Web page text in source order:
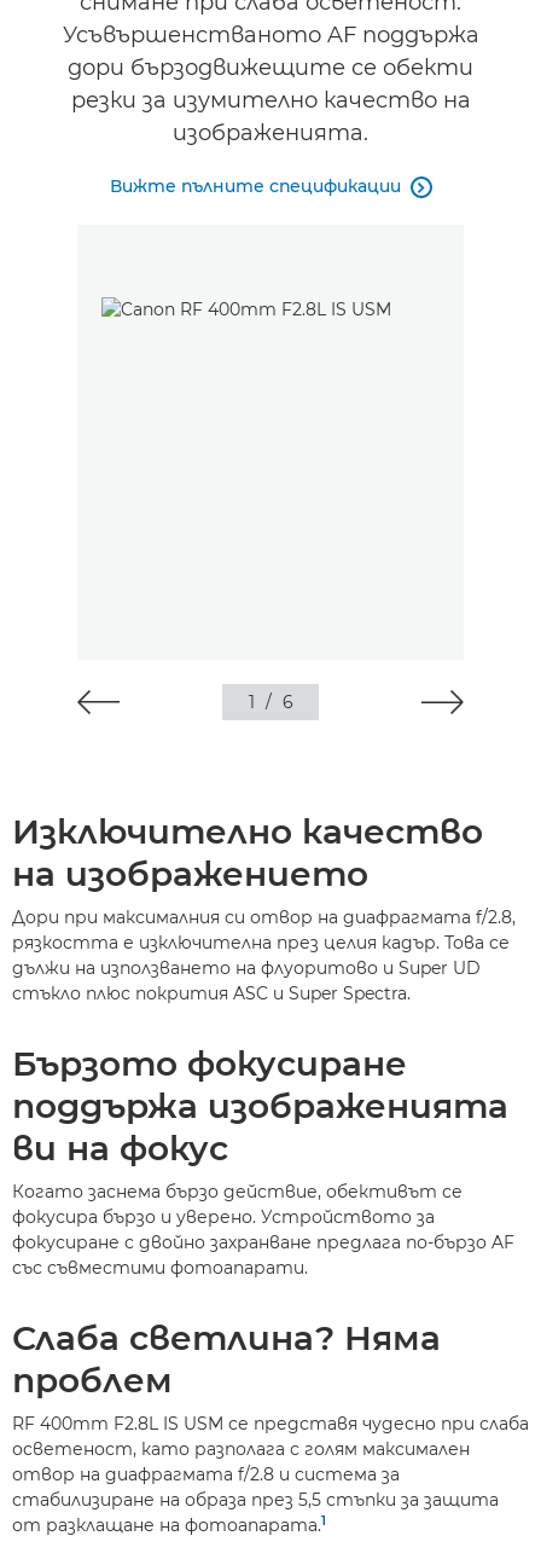
Усъвършенстваното AF поддържа
дори бързодвижещите се обекти
резки за изумително качество на
изображенията.
Вижте пълните спецификации 
1 / 6
Изключително качество
на изображението
Дори при максималния си отвор на диафрагмата f/2.8,
рязкостта е изключителна през целия кадър. Това се
дължи на използването на флуоритово и Super UD
стъкло плюс покрития ASC и Super Spectra.
Бързото фокусиране
поддържа изображенията
ви на фокус
Когато заснема бързо действие, обективът се
фокусира бързо и уверено. Устройството за
фокусиране с двойно захранване предлага по-бързо AF
със съвместими фотоапарати.
Слаба светлина? Няма
проблем
RF 400mm F2.8L IS USM се представя чудесно при слаба
осветеност, като разполага с голям максимален
отвор на диафрагмата f/2.8 и система за
стабилизиране на образа през 5,5 стъпки за защита
от разклащане на фотоапарата.1